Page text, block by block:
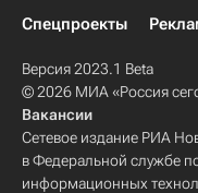
Спецпроекты
Версия 2023.1 Beta
© 2026 МИА «Россия
Вакансии
Сетевое издание РИА
в Федеральной службе
информационных